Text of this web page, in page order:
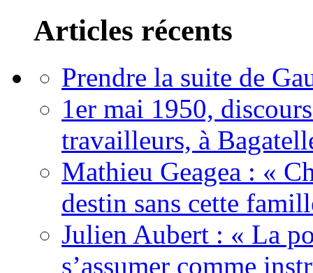
Articles récents
Prendre la suite de
1er mai 1950,
travailleurs, à
Mathieu Geagea : «
destin sans cette
Julien Aubert : « La
s’assumer comme